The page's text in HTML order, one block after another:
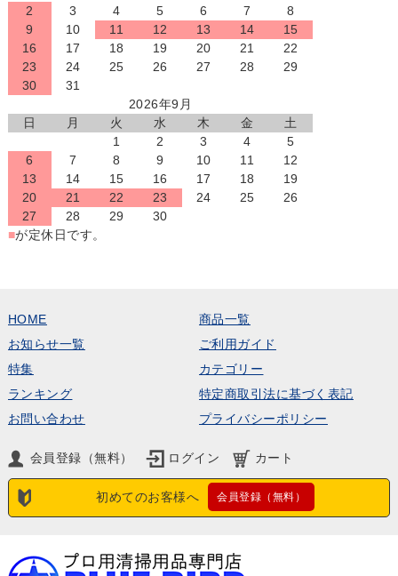
2
3 4 5 6 7
8
9
10 11 12 13 14
15
16
17 18 19 20 21
22
23
24 25 26 27 28
29
30
31
2026年9月
日
月 火 水 木 金
土
1
2 3 4
5
6
7 8 9 10 11
12
13
14 15 16 17 18
19
20
21 22 23 24 25
26
27
28 29
30
■が定休日です。
HOME
商品一覧
お知らせ一覧
ご利用ガイド
特集
カテゴリー
ランキング
特定商取引法に基づく表記
お問い合わせ
プライバシーポリシー
会員登録（無料） ログイン カート
初めてのお客様へ 会員登録（無料）